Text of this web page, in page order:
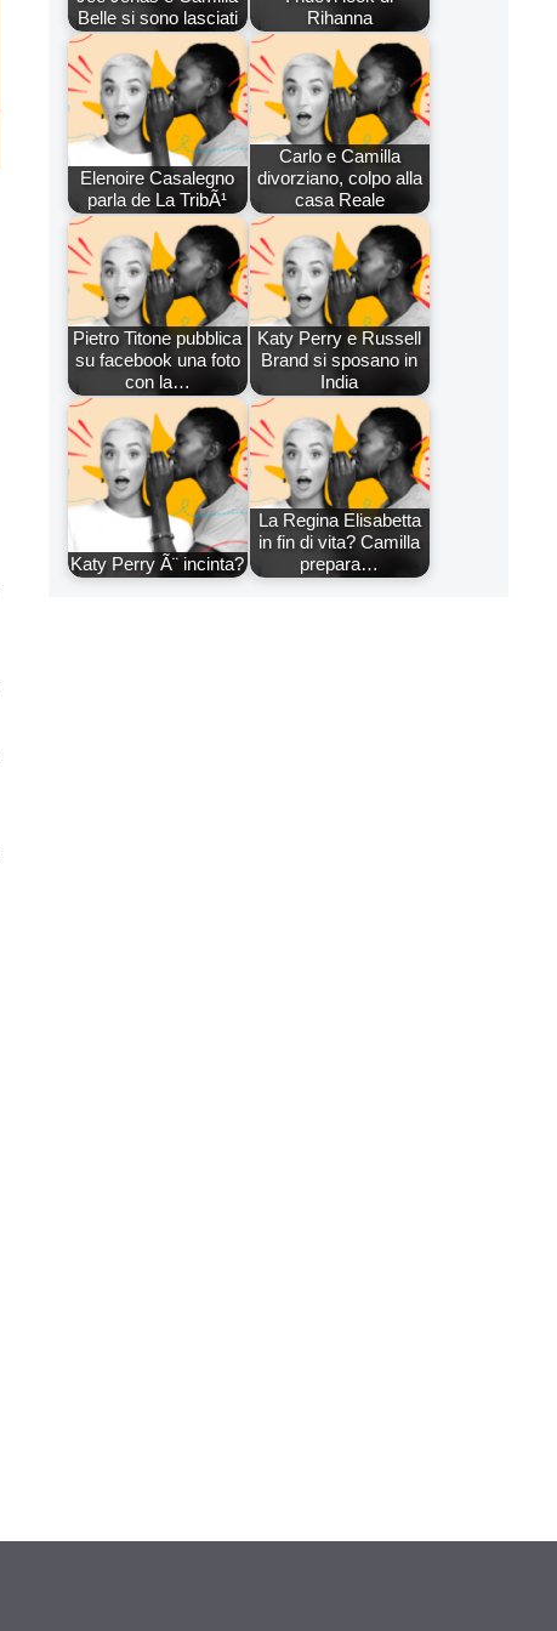
Belle si sono lasciati
Rihanna
Elenoire Casalegno
parla de La TribÃ¹
Carlo e Camilla
divorziano, colpo alla
casa Reale
Pietro Titone pubblica
su facebook una foto
con la…
Katy Perry e Russell
Brand si sposano in
India
Katy Perry Ã¨ incinta?
La Regina Elisabetta
in fin di vita? Camilla
prepara…